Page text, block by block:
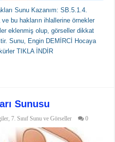
Sunu Kazanım: SB.5.1.4.
bu hakların ihlallerine örnekler
eklenmiş olup, görseller dikkat
Sunu, Engin DEMİRCİ Hocaya
TIKLA İNDİR
Sunusu
,7. Sınıf Sunu ve Görseller 0